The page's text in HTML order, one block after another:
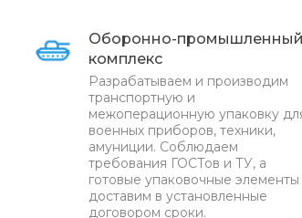
Оборонно-промышленный
комплекс
Разрабатываем и производим
транспортную и
межоперационную упаковку
военных приборов, техники,
амуниции. Соблюдаем
требования ГОСТов и ТУ, а
готовые упаковочные элементы
доставим в установленные
договором сроки.